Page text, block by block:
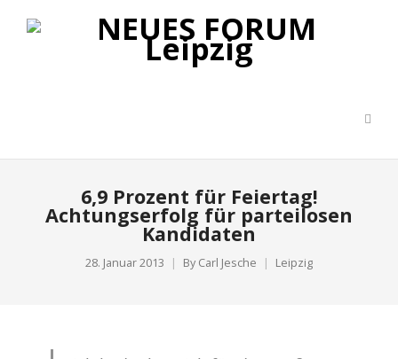
6,9 Prozent für Feiertag!
Achtungserfolg für parteilosen
Kandidaten
28. Januar 2013 By Carl Jesche Leipzig